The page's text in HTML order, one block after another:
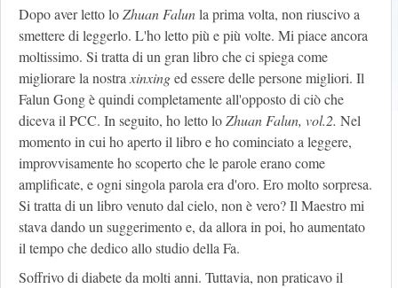
Dopo aver letto loZhuan Falunla prima volta, non riuscivo a
smettere di leggerlo. L'ho letto più e più volte. Mi piace ancora
moltissimo. Si tratta di un gran libro che ci spiega come
migliorare la nostraxinxinged essere delle persone migliori. Il
Falun Gong è quindi completamente all'opposto di ciò che
diceva il PCC. In seguito, ho letto loZhuan Falun, vol.2. Nel
momento in cui ho aperto il libro e ho cominciato a leggere,
improvvisamente ho scoperto che le parole erano come
amplificate, e ogni singola parola era d'oro. Ero molto sorpresa.
Si tratta di un libro venuto dal cielo, non è vero? Il Maestro mi
stava dando un suggerimento e, da allora in poi, ho aumentato
il tempo che dedico allo studio della Fa.
Soffrivo di diabete da molti anni. Tuttavia, non praticavo il